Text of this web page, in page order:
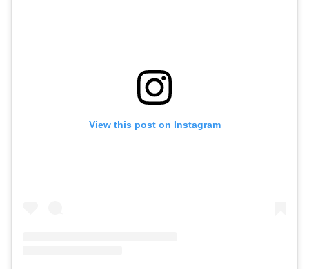
View this post on Instagram